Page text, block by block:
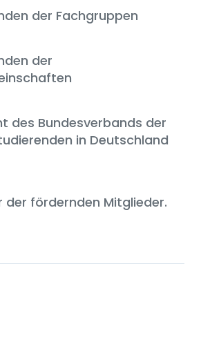
der Fachgruppen
der
des Bundesverbands der
in Deutschland
der fördernden Mitglieder.